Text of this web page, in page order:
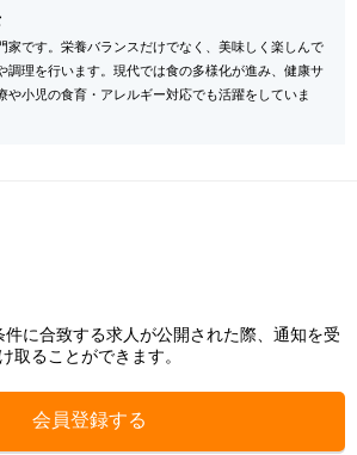
家です。栄養バランスだけでなく、美味しく楽しんで
調理を行います。現代では食の多様化が進み、健康サ
や小児の食育・アレルギー対応でも活躍をしていま
に合致する求人が公開された際、通知を受
け取ることができます。
会員登録する